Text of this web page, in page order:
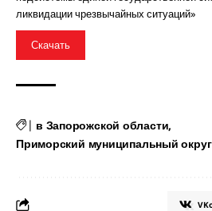
ликвидации чрезвычайных ситуаций»
Скачать
| в Запорожской области
Приморский муниципальный округ